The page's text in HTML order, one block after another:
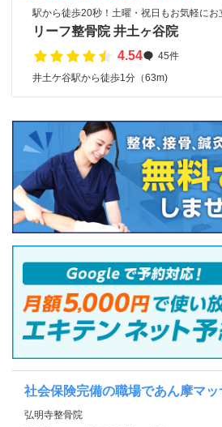
駅から徒歩20秒！土曜・祝日もお気軽にお
リーフ整骨院 井土ヶ谷院
4.54
45件
井土ケ谷駅から徒歩1分（63m)
社会保険完備の職場であん摩マ
弘明寺整骨院